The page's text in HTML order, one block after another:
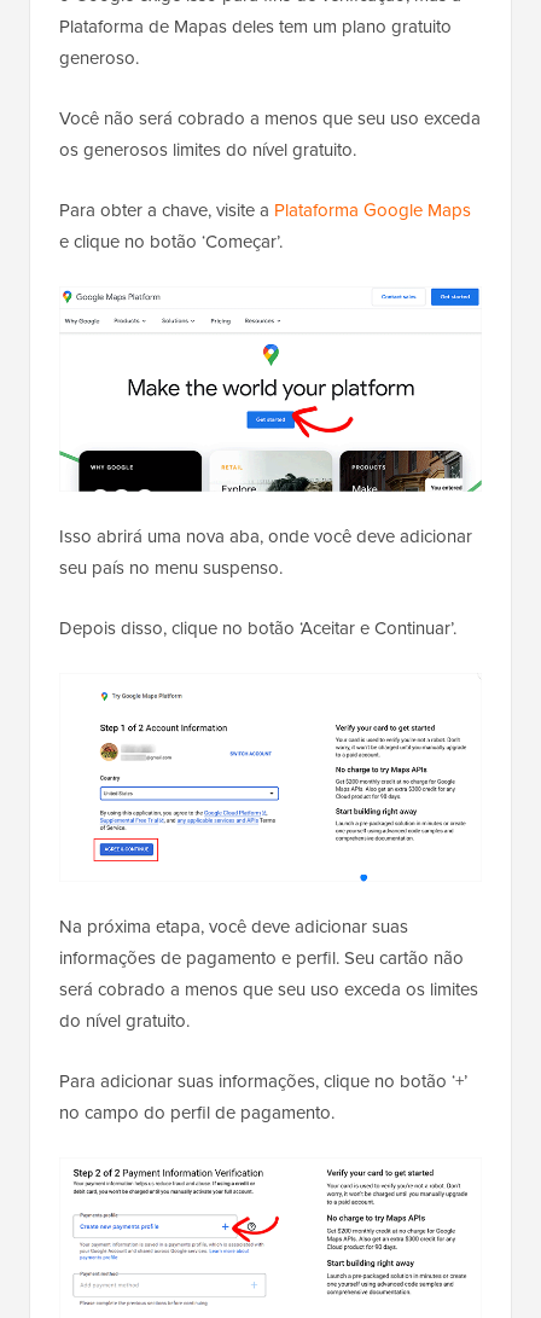
Plataforma de Mapas deles tem um plano gratuito
generoso.
Você não será cobrado a menos que seu uso exceda
os generosos limites do nível gratuito.
Para obter a chave, visite a Plataforma Google Maps
e clique no botão ‘Começar’.
Isso abrirá uma nova aba, onde você deve adicionar
seu país no menu suspenso.
Depois disso, clique no botão ‘Aceitar e Continuar’.
Na próxima etapa, você deve adicionar suas
informações de pagamento e perfil. Seu cartão não
será cobrado a menos que seu uso exceda os limites
do nível gratuito.
Para adicionar suas informações, clique no botão ‘+’
no campo do perfil de pagamento.